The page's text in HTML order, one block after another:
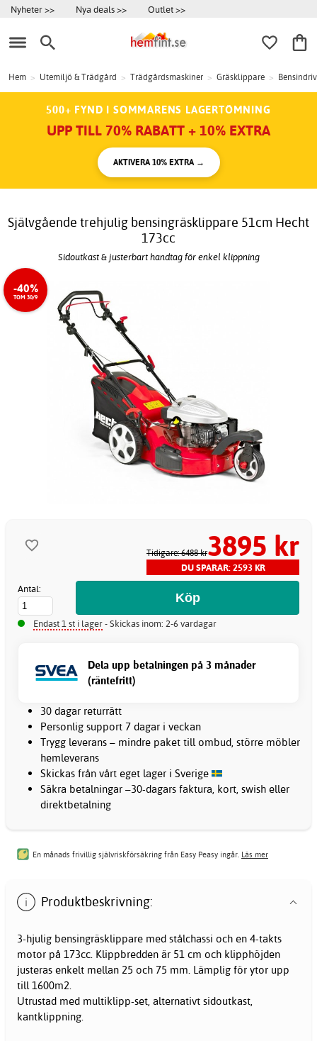
Nyheter >> Nya deals >> Outlet >>
Hem > Utemiljö & Trädgård > Trädgårdsmaskiner > Gräsklippare >
500+ FYND I SOMMARENS LAGERTÖMNING
UPP TILL 70% RABATT + 10% EXTRA
AKTIVERA 10% EXTRA →
Självgående trehjulig bensingräsklippare 51cm Hecht
173cc
Sidoutkast & justerbart handtag för enkel klippning
-40%
TOM 30/9
Tidigare: 6488 kr3895 kr
DU SPARAR: 2593 KR
Antal:
Endast 1 st i lager- Skickas inom: 2-6 vardagar
Dela upp betalningen på 3 månader
(räntefritt)
30 dagar returrätt
Personlig support 7 dagar i veckan
Trygg leverans – mindre paket till ombud, större möbler
hemleverans
Skickas från vårt eget lager i Sverige
Säkra betalningar –30-dagars faktura, kort, swish eller
direktbetalning
En månads frivillig självriskförsäkring från Easy Peasy ingår. Läs mer
Produktbeskrivning:
3-hjulig bensingräsklippare med stålchassi och en 4-takts
motor på 173cc. Klippbredden är 51 cm och klipphöjden
justeras enkelt mellan 25 och 75 mm. Lämplig för ytor upp
till 1600m2.
Utrustad med multiklipp-set, alternativt sidoutkast,
kantklippning.